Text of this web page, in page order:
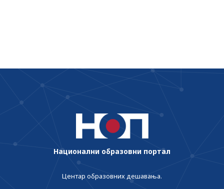
Национални образовни портал
Центар образовних дешавања.